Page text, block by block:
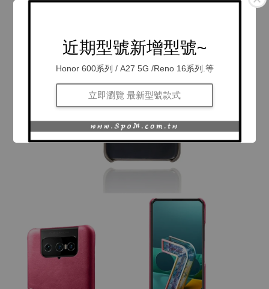
近期型號新增型號~
Honor 600系列 / A27 5G /Reno 16系列.等
立即瀏覽 最新型號款式